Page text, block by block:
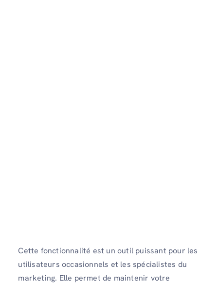
Cette fonctionnalité est un outil puissant pour les
utilisateurs occasionnels et les spécialistes du
marketing. Elle permet de maintenir votre